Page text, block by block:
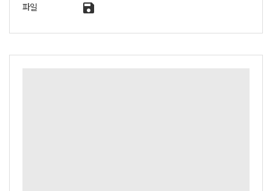
파일
save